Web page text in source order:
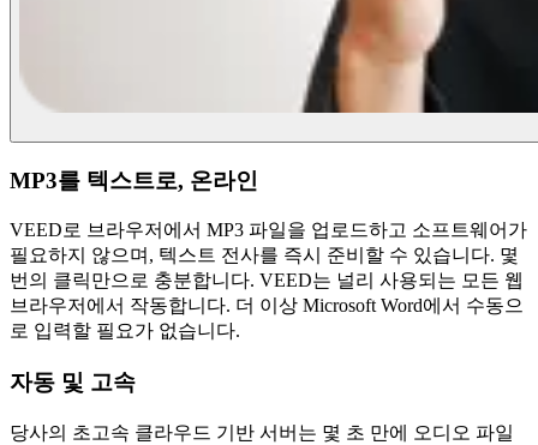
MP3를 텍스트로, 온라인
VEED로 브라우저에서 MP3 파일을 업로드하고 소프트웨어가
필요하지 않으며, 텍스트 전사를 즉시 준비할 수 있습니다. 몇
번의 클릭만으로 충분합니다. VEED는 널리 사용되는 모든 웹
브라우저에서 작동합니다. 더 이상 Microsoft Word에서 수동으
로 입력할 필요가 없습니다.
자동 및 고속
당사의 초고속 클라우드 기반 서버는 몇 초 만에 오디오 파일